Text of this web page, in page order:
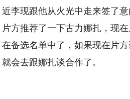
近李现跟他从火光中走来签了
片方推荐了一下古力娜扎，现
在备选名单中了，如果现在片
就会去跟娜扎谈合作了。